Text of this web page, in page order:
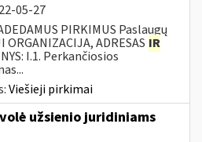
05-27
PIRKIMUS Paslaugų
ADRESAS IR
I.1. Perkančiosios
Viešieji pirkimai
užsienio juridiniams